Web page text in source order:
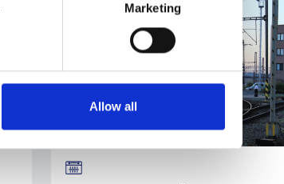
Marketing
Allow all